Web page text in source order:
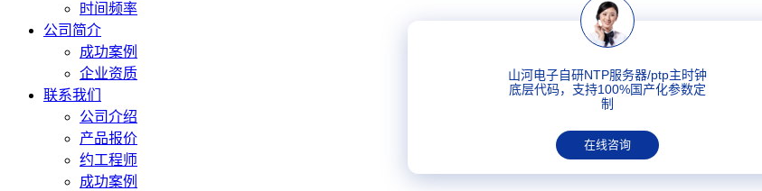
时间频率
公司简介
成功案例
企业资质
联系我们
公司介绍
产品报价
约工程师
成功案例
山河电子自研NTP服务器/ptp主时钟
底层代码，支持100%国产化参数定
制
在线咨询